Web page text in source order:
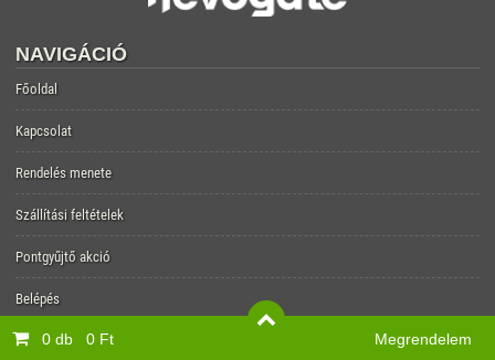
NAVIGÁCIÓ
Főoldal
Kapcsolat
Rendelés menete
Szállítási feltételek
Pontgyűjtő akció
Belépés
Regisztráció
0 db 0 Ft Megrendelem